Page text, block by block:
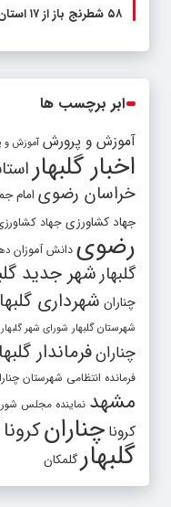
۵۸ شطرنج‌ باز از ۱۷ استان در حال رقابت در گلمکان
ابر برچسب ها
آموزش و پرورش آموزش و
اخبار گلبهار
خراسان رضوی امام
جهاد کشاورزی جهاد
رضوی دانش آموزان
گلبهار شهر جدید
چناران شهرداری
شهرستان گلبهار شورای شهر گلبهار
چنارانفرماندار
فرمانده انتظامی شهرستان
مشهد نماینده مجلس
کرونا چنارانکرونا
گلبهار گلمکان